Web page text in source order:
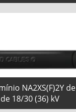
NA2XS(F)2Y de
18/30 (36) kV